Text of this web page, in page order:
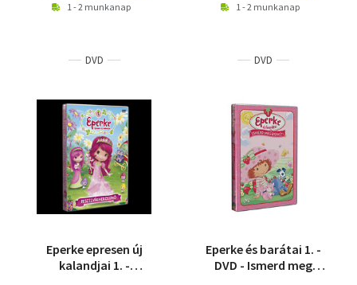
1 - 2 munkanap 1 - 2 munkanap
DVD
Eperke epresen új
kalandjai 1. -
DVD
Eperke és barátai 1. -
DVD - Ismerd meg